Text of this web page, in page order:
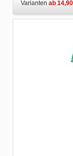
Varianten ab